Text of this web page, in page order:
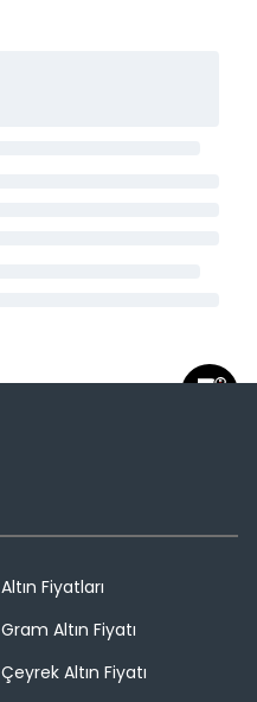
Altın Fiyatları
Gram Altın Fiyatı
Çeyrek Altın Fiyatı